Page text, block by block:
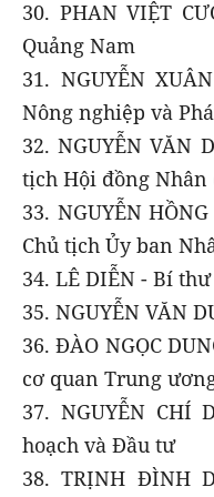
30. PHAN VIỆT
Quảng Nam
31. NGUYỄN
Nông nghiệp và
32. NGUYỄN VĂN
tịch Hội đồng
33. NGUYỄN
Chủ tịch Ủy ban
34. LÊ DIỄN - Bí
35. NGUYỄN VĂN
36. ĐÀO NGỌC
cơ quan Trung
37. NGUYỄN CHÍ
hoạch và Đầu tư
38. TRỊNH ĐÌNH